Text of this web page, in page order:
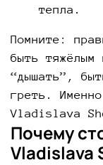
тепла.
Помните:
быть тяжёлым
“дышать”,
греть.
Vladislava
Почему
Vladislava